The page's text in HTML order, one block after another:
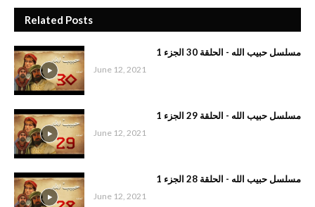
Related Posts
مسلسل حبيب الله - الحلقة 30 الجزء 1
June 12, 2021
مسلسل حبيب الله - الحلقة 29 الجزء 1
June 12, 2021
مسلسل حبيب الله - الحلقة 28 الجزء 1
June 12, 2021